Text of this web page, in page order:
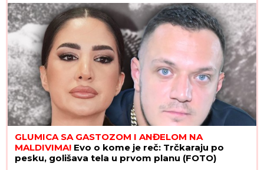
GLUMICA SA GASTOZOM I ANĐELOM NA
MALDIVIMA! Evo o kome je reč: Trčkaraju po
pesku, golišava tela u prvom planu (FOTO)